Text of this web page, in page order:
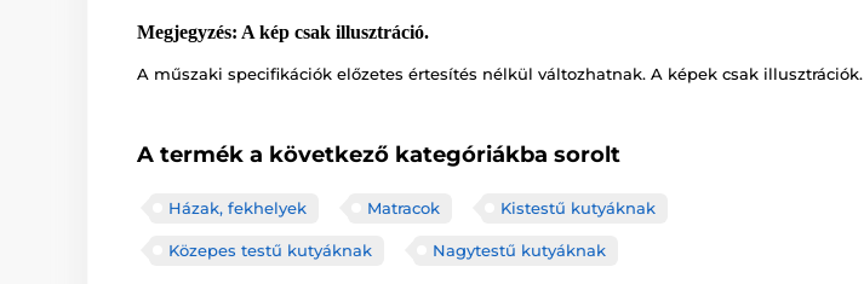
Megjegyzés: A kép csak illusztráció.
A műszaki specifikációk előzetes értesítés nélkül változhatnak. A képek csak illusztrációk.
A termék a következő kategóriákba sorolt
Házak, fekhelyek Matracok Kistestű kutyáknak
Közepes testű kutyáknak Nagytestű kutyáknak